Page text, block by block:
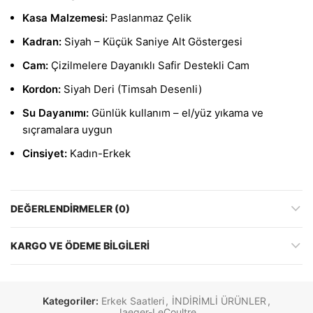
Kasa Malzemesi: Paslanmaz Çelik
Kadran: Siyah – Küçük Saniye Alt Göstergesi
Cam: Çizilmelere Dayanıklı Safir Destekli Cam
Kordon: Siyah Deri (Timsah Desenli)
Su Dayanımı: Günlük kullanım – el/yüz yıkama ve
sıçramalara uygun
Cinsiyet: Kadın-Erkek
DEĞERLENDIRMELER (0)
KARGO VE ÖDEME BILGILERI
Kategoriler: Erkek Saatleri , İNDİRİMLİ ÜRÜNLER ,